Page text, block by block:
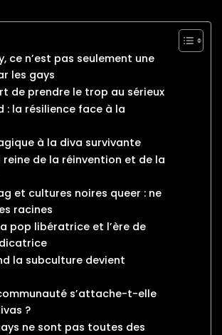
ce n’est pas seulement une
les gays
de prendre le trop au sérieux
: la résilience face à la
à la diva survivante
reine de la réinvention et de la
et cultures noires queer : ne
racines
pop libératrice et l’ère de
la subculture devient
s’attache-t-elle
?
ne sont pas toutes des